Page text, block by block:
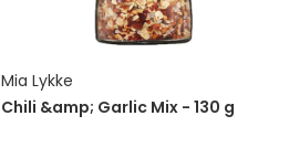
Mia Lykke
Chili &amp; Garlic Mix - 130 g